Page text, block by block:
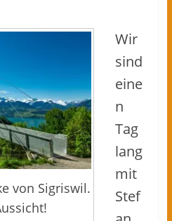
von Sigriswil.
Wir
sind
eine
n
Tag
lang
mit
Stef